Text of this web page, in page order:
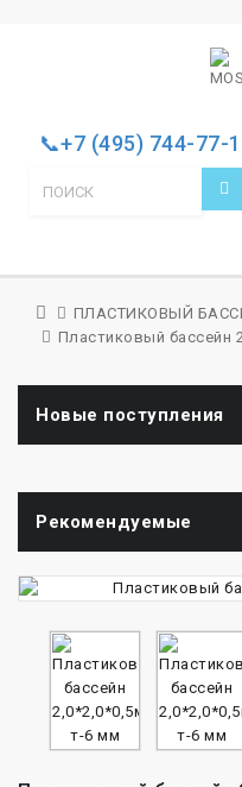
📞+7 (495) 744-77-
ПЛАСТИКОВЫЙ
Пластиковый бассейн
Новые поступления
Рекомендуемые